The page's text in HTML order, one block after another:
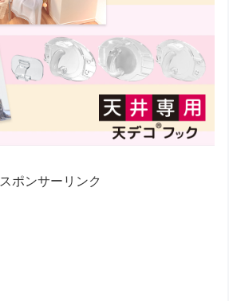
スポンサーリンク